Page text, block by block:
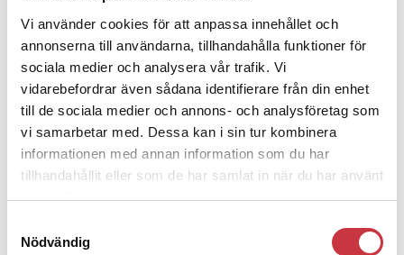
Vi använder cookies för att anpassa innehållet och
annonserna till användarna, tillhandahålla funktioner för
sociala medier och analysera vår trafik. Vi
vidarebefordrar även sådana identifierare från din enhet
till de sociala medier och annons- och analysföretag som
vi samarbetar med. Dessa kan i sin tur kombinera
informationen med annan information som du har
tillhandahållit eller som de har samlat in när du har använt
deras tjänster.
Nödvändig
Klart: Ingångslönen höjs med 2 300
kronor
4 juni 2026
Insändare:Miljoner i sjön –
polisaspiranter underkänns på
godtyckliga grunder